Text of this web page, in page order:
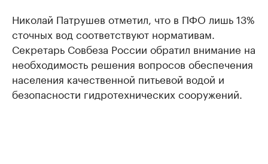
Николай Патрушев отметил, что в ПФО лишь 13%
сточных вод соответствуют нормативам.
Секретарь Совбеза России обратил внимание на
необходимость решения вопросов обеспечения
населения качественной питьевой водой и
безопасности гидротехнических сооружений.